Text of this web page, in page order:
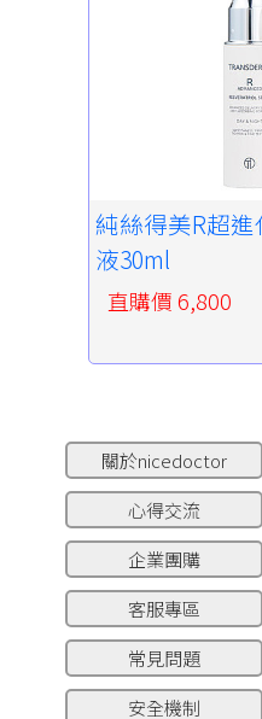
純絲得美R超
液30ml
直購價 6,800
關於nicedoctor
心得交流
企業團購
客服專區
常見問題
安全機制